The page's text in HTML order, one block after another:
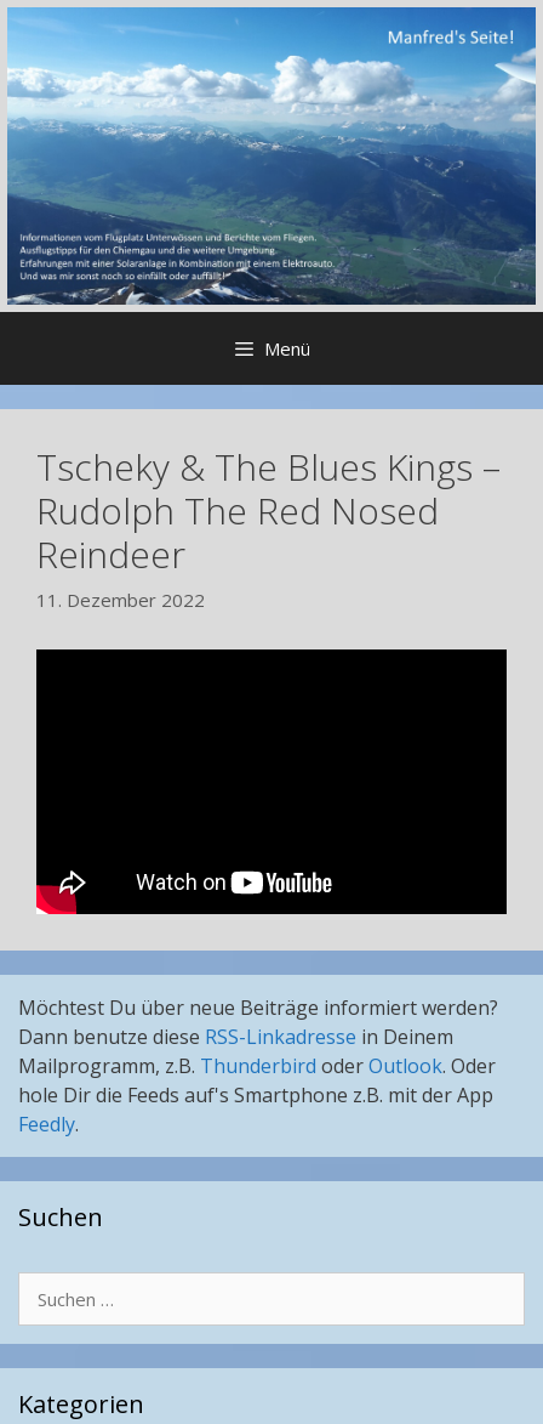
Zum
springen
Menü
Tscheky & The Blues Kings –
Rudolph The Red Nosed
Reindeer
11. Dezember 2022
Möchtest Du über neue Beiträge informiert werden?
Dann benutze diese RSS-Linkadresse in Deinem
Mailprogramm, z.B. Thunderbird oderOutlook. Oder
hole Dir die Feeds auf's Smartphone z.B. mit der App
Feedly.
Suchen
nach:
Kategorien